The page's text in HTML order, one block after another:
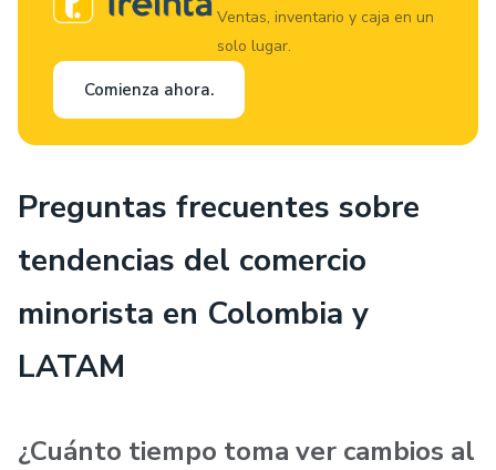
Ventas, inventario y caja en un
solo lugar.
Comienza ahora.
Preguntas frecuentes sobre
tendencias del comercio
minorista en Colombia y
LATAM
¿Cuánto tiempo toma ver cambios al